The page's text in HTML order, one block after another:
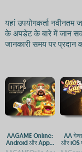
यहां उपयोगकर्ता
के अपडेट के बारे में जान
जानकारी समय पर प्रदान
AAGAME Online:
Android और Apple
डिवाइस के लिए एक्सेस
AA
और iOS